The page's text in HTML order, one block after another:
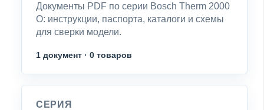
Документы PDF по серии Bosch Therm 2000
O: инструкции, паспорта, каталоги и схемы
для сверки модели.
1 документ · 0 товаров
СЕРИЯ